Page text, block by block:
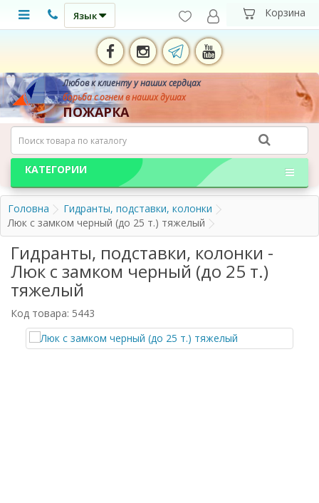
Язык
Любов к клиенту у наших сердцах
борьба с огнем в наших душах
ПОЖАРКА
КАТЕГОРИИ
Головна
Гидранты, подставки, колонки
Люк с замком черный (до 25 т.) тяжелый
Гидранты, подставки, колонки -
Люк с замком черный (до 25 т.)
тяжелый
Код товара: 5443